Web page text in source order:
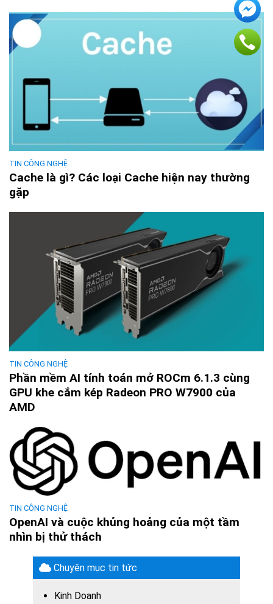
TIN CÔNG NGHỆ
Cache là gì? Các loại Cache hiện nay thường
gặp
TIN CÔNG NGHỆ
Phần mềm AI tính toán mở ROCm 6.1.3 cùng
GPU khe cắm kép Radeon PRO W7900 của
AMD
TIN CÔNG NGHỆ
OpenAI và cuộc khủng hoảng của một tầm
nhìn bị thử thách
Chuyên mục tin tức
Kinh Doanh